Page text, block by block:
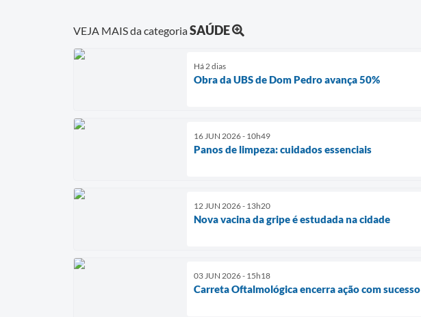
VEJA MAIS da categoriaSAÚDE
Há 2 dias
Obra da UBS de Dom Pedro avança 50%
16 JUN 2026 - 10h49
Panos de limpeza: cuidados essenciais
12 JUN 2026 - 13h20
Nova vacina da gripe é estudada na cidade
03 JUN 2026 - 15h18
Carreta Oftalmológica encerra ação com sucesso